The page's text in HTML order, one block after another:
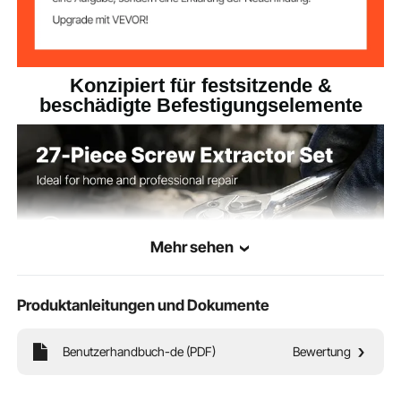
Konzipiert für festsitzende &
beschädigte Befestigungselemente
Mehr sehen
Produktanleitungen und Dokumente
Benutzerhandbuch-de (PDF) Bewertung